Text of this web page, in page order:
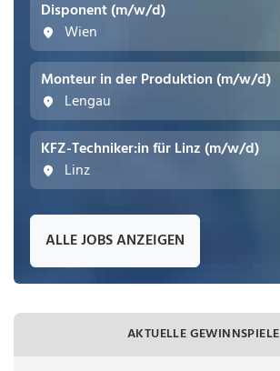
Disponent (m/w/d)
Wien
Monteur in der Produktion (m/w/d)
Lengau
KFZ-Techniker:in für Linz (m/w/d)
Linz
ALLE JOBS ANZEIGEN
AKTUELLE GEWINNSPIELE